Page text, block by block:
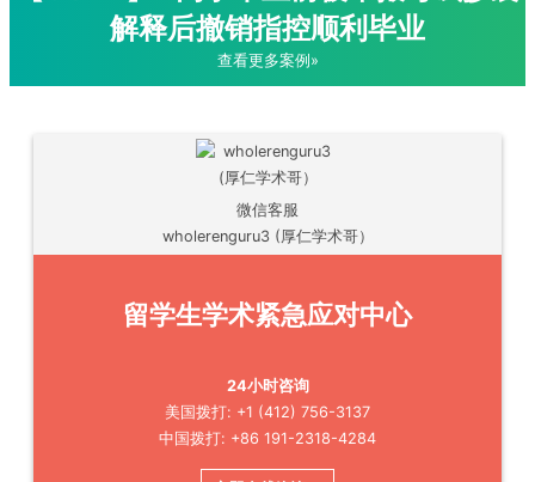
解释后撤销指控顺利毕业
查看更多案例»
微信客服
wholerenguru3 (厚仁学术哥）
留学生学术紧急应对中心
24小时咨询
美国拨打: +1 (412) 756-3137
中国拨打: +86 191-2318-4284